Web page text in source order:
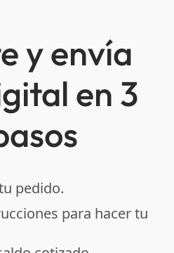
y envía
en 3
pedido.
para hacer tu